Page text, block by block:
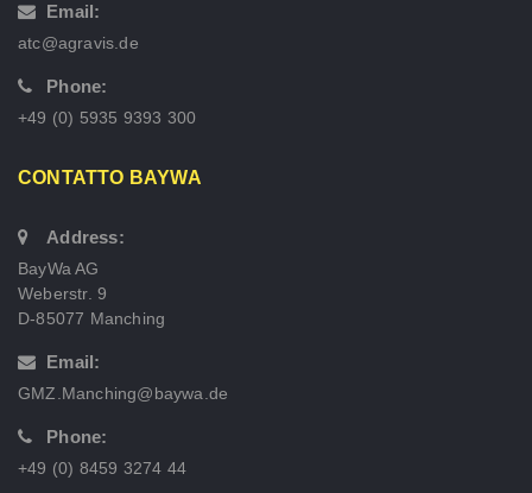
Email:
atc@agravis.de
Phone:
+49 (0) 5935 9393 300
CONTATTO BAYWA
Address:
BayWa AG
Weberstr. 9
D-85077 Manching
Email:
GMZ.Manching@baywa.de
Phone:
+49 (0) 8459 3274 44